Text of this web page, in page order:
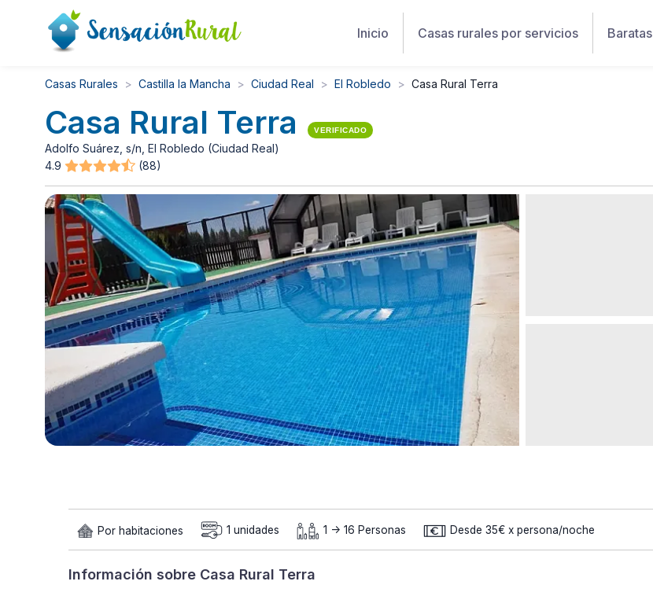
Inicio Casas rurales por servicios Baratas
Casas Rurales Castilla la Mancha Ciudad Real El Robledo Casa Rural Terra
Casa Rural Terra VERIFICADO
Adolfo Suárez, s/n, El Robledo (Ciudad Real)
4.9
(88)
Por habitaciones 1 unidades 1 -> 16 Personas Desde 35€ x persona/noche
Información sobre Casa Rural Terra